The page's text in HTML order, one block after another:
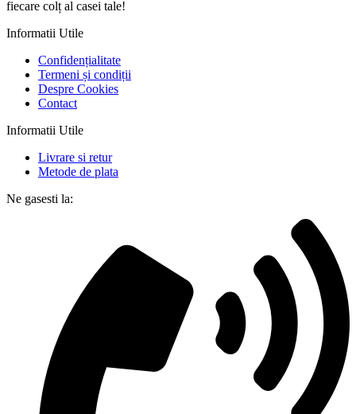
fiecare colț al casei tale!
Informatii Utile
Confidențialitate
Termeni și condiții
Despre Cookies
Contact
Informatii Utile
Livrare si retur
Metode de plata
Ne gasesti la: